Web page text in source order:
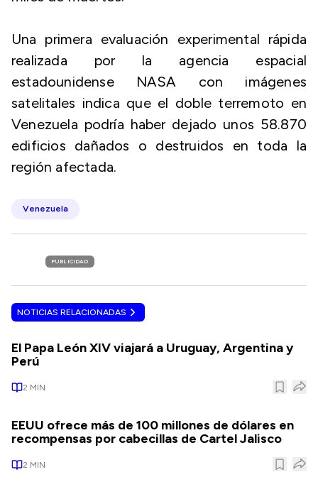
Una primera evaluación experimental rápida
realizada por la agencia espacial
estadounidense NASA con imágenes
satelitales indica que el doble terremoto en
Venezuela podría haber dejado unos 58.870
edificios dañados o destruidos en toda la
región afectada.
Venezuela
PUBLICIDAD
NOTICIAS RELACIONADAS
El Papa León XIV viajará a Uruguay, Argentina y
Perú
2 MIN
EEUU ofrece más de 100 millones de dólares en
recompensas por cabecillas de Cartel Jalisco
2 MIN